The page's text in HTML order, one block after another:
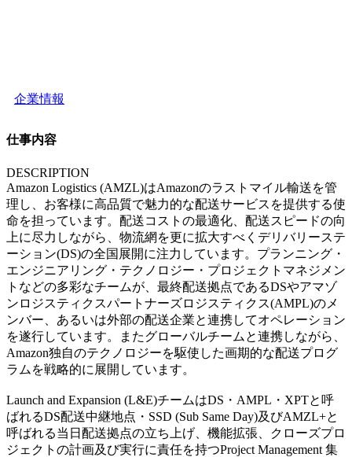
企業情報
仕事内容
DESCRIPTION
Amazon Logistics (AMZL)はAmazonのラストマイル輸送を管
理し、お客様に高品質で魅力的な配送サービスを提供する使
命を担っています。配送コストの最適化、配送スピードの向
上に尽力しながら、物流網を更に拡大すべくデリバリーステ
ーション(DS)の全国展開に注力しています。プランニング・
エンジニアリング・テクノロジー・プロジェクトマネジメン
トなどの多彩なチームが、最終配送拠点であるDSやアマゾ
ンロジスティクスパートナーズロジスティクス(AMPL)のメ
ンバー、あるいは外部の配送企業と連携してオペレーション
を遂行しています。またグローバルチームと連携しながら、
Amazon独自のテクノロジーを駆使した画期的な配送プログ
ラムを戦略的に展開しています。
Launch and Expansion (L&E)チームはDS・AMPL・XPTと呼
ばれるDS配送中継地点・SSD (Sub Same Day)及びAMZL+と
呼ばれる当日配送拠点の立ち上げ、機能拡張、クローズプロ
ジェクトの計画及び実行に責任を持つProject Management 集